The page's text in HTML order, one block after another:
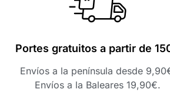
Portes gratuitos a partir de
Envíos a la península desde
Envíos a la Baleares 19,90€.